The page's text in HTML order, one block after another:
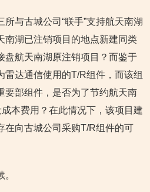
与古城公司“联手”支持航天南湖
南湖已注销项目的地点新建同类
盘航天南湖原注销项目？而鉴于
雷达通信使用的T/R组件，而该组
要部组件，是否为了节约航天南
本费用？在此情况下，该项目建
在向古城公司采购T/R组件的可